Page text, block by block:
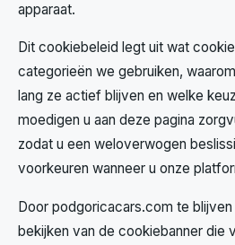
apparaat.
Dit cookiebeleid legt uit wat
categorieën we gebruiken,
lang ze actief blijven en welke
moedigen u aan deze pagina
zodat u een weloverwogen
voorkeuren wanneer u onze
Door podgoricacars.com te
bekijken van de cookiebanner die